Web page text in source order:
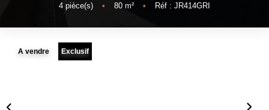
FAIRE GÉRER
4 pièce(s) • 80 m² • Réf : JR414GRI
A vendre Exclusif